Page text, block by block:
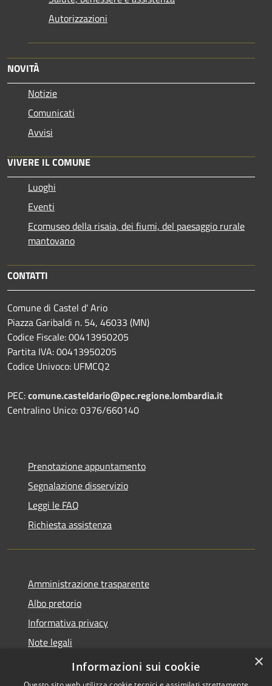
Autorizzazioni
NOVITÀ
Notizie
Comunicati
Avvisi
VIVERE IL COMUNE
Luoghi
Eventi
Ecomuseo della risaia, dei fiumi, del paesaggio rurale
mantovano
CONTATTI
Comune di Castel d' Ario
Piazza Garibaldi n. 54, 46033 (MN)
Codice Fiscale: 00413950205
Partita IVA: 00413950205
Codice Univoco: UFMCQ2
PEC:comune.casteldario@pec.regione.lombardia.it
Centralino Unico: 0376/660140
Prenotazione appuntamento
Segnalazione disservizio
Leggi le FAQ
Richiesta assistenza
Amministrazione trasparente
Albo pretorio
Informativa privacy
Note legali
Dichiarazione di accessibilità
×
Informazioni sui cookie